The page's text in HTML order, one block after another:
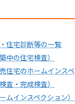
住宅診断等の一覧
中の住宅検査）
住宅のホームインスペ
査・完成検査）
ムインスペクション）